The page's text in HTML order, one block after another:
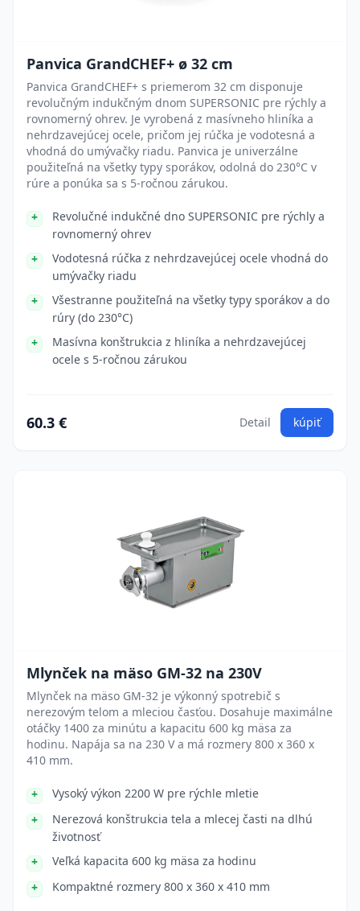
Panvica GrandCHEF+ ø 32 cm
Panvica GrandCHEF+ s priemerom 32 cm disponuje
revolučným indukčným dnom SUPERSONIC pre rýchly a
rovnomerný ohrev. Je vyrobená z masívneho hliníka a
nehrdzavejúcej ocele, pričom jej rúčka je vodotesná a
vhodná do umývačky riadu. Panvica je univerzálne
použiteľná na všetky typy sporákov, odolná do 230°C v
rúre a ponúka sa s 5-ročnou zárukou.
Revolučné indukčné dno SUPERSONIC pre rýchly a
rovnomerný ohrev
Vodotesná rúčka z nehrdzavejúcej ocele vhodná do
umývačky riadu
Všestranne použiteľná na všetky typy sporákov a do
rúry (do 230°C)
Masívna konštrukcia z hliníka a nehrdzavejúcej
ocele s 5-ročnou zárukou
60.3 € Detail kúpiť
Mlynček na mäso GM-32 na 230V
Mlynček na mäso GM-32 je výkonný spotrebič s
nerezovým telom a mleciou časťou. Dosahuje maximálne
otáčky 1400 za minútu a kapacitu 600 kg mäsa za
hodinu. Napája sa na 230 V a má rozmery 800 x 360 x
410 mm.
Vysoký výkon 2200 W pre rýchle mletie
Nerezová konštrukcia tela a mlecej časti na dlhú
životnosť
Veľká kapacita 600 kg mäsa za hodinu
Kompaktné rozmery 800 x 360 x 410 mm